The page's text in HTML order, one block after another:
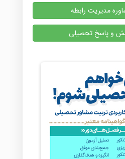
مدیریت رابطه
و پاسخ تحصیلی